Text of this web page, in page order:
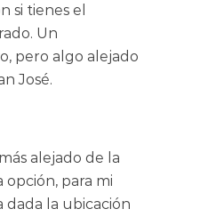
si tienes el
Un
pero algo alejado
José.
alejado de la
opción, para mi
dada la ubicación